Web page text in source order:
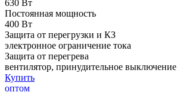
630 Вт
Постоянная мощность
400 Вт
Защита от перегрузки и КЗ
электронное ограничение тока
Защита от перегрева
вентилятор, принудительное выключение
Купить
оптом